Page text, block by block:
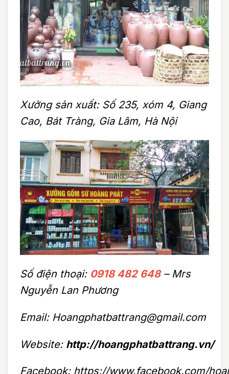
Xưởng sản xuất: Số 235, xóm 4, Giang
Cao, Bát Tràng, Gia Lâm, Hà Nội
Số điện thoại: 0918 482 648– Mrs
Nguyễn Lan Phương
Email: Hoangphatbattrang@gmail.com
Website: http://hoangphatbattrang.vn/
Facebook: https://www.facebook.com/